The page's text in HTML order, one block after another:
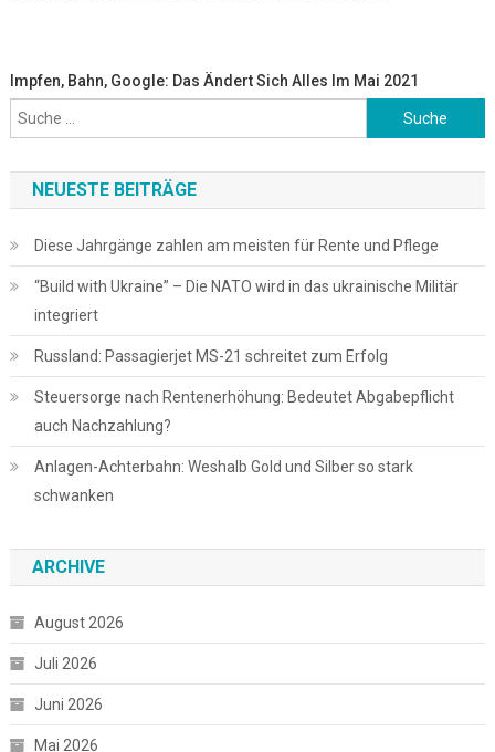
Impfen, Bahn, Google: Das Ändert Sich Alles Im Mai 2021
Suche
nach:
NEUESTE BEITRÄGE
Diese Jahrgänge zahlen am meisten für Rente und Pflege
“Build with Ukraine” – Die NATO wird in das ukrainische Militär
integriert
Russland: Passagierjet MS-21 schreitet zum Erfolg
Steuersorge nach Rentenerhöhung: Bedeutet Abgabepflicht
auch Nachzahlung?
Anlagen-Achterbahn: Weshalb Gold und Silber so stark
schwanken
ARCHIVE
August 2026
Juli 2026
Juni 2026
Mai 2026